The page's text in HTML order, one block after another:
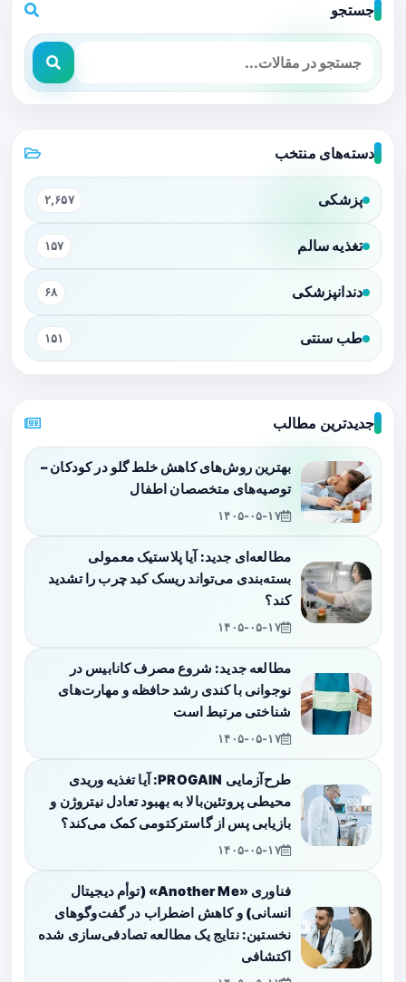
جستجو
دسته‌های منتخب
پزشکی ۲,۶۵۷
تغذیه سالم ۱۵۷
دندانپزشکی ۶۸
طب سنتی ۱۵۱
جدیدترین مطالب
بهترین روش‌های کاهش خلط گلو در کودکان –
توصیه‌های متخصصان اطفال
۱۴۰۵-۰۵-۱۷
مطالعه‌ای جدید: آیا پلاستیک معمولی
بسته‌بندی می‌تواند ریسک کبد چرب را تشدید
کند؟
۱۴۰۵-۰۵-۱۷
مطالعه جدید: شروع مصرف کانابیس در
نوجوانی با کندی رشد حافظه و مهارت‌های
شناختی مرتبط است
۱۴۰۵-۰۵-۱۷
طرح‌آزمایی PROGAIN: آیا تغذیه وریدی
محیطی پروتئین‌بالا به بهبود تعادل نیتروژن و
بازیابی پس از گاسترکتومی کمک می‌کند؟
۱۴۰۵-۰۵-۱۷
فناوری «Another Me» (توأم دیجیتال
انسانی) و کاهش اضطراب در گفت‌وگوهای
نخستین: نتایج یک مطالعه تصادفی‌سازی شده
اکتشافی